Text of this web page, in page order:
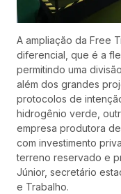
A ampliação da Free
diferencial, que é a
permitindo uma
além dos grandes
protocolos de
hidrogênio verde,
empresa produtora
com investimento
terreno reservado e
Júnior, secretário
e Trabalho.